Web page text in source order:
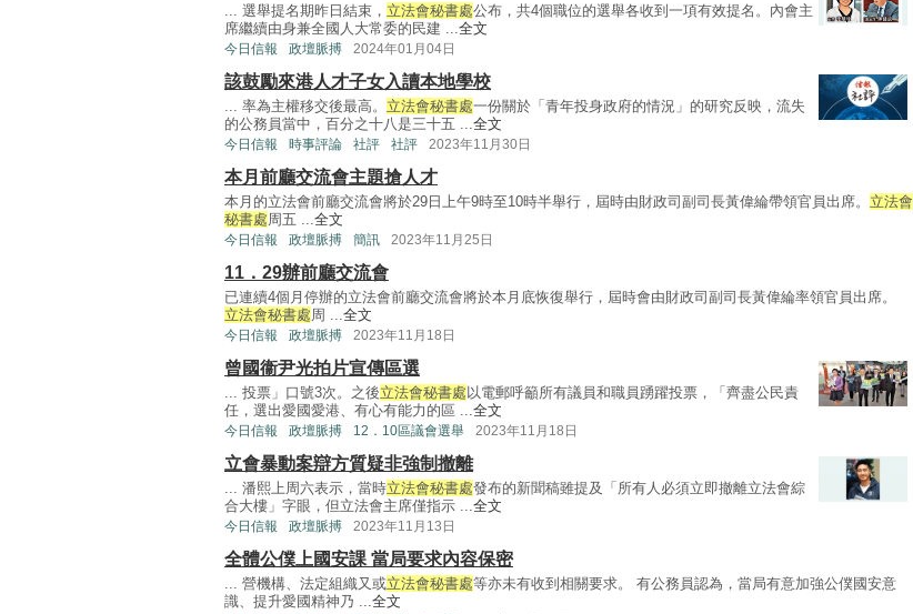
... 選舉提名期昨日結束， 立法會秘書處公布，共4個職位的選舉各收到一項有效提名。內會主
席繼續由身兼全國人大常委的民建 ... 全文
今日信報 政壇脈搏 2024年01月04日
該鼓勵來港人才子女入讀本地學校
... 率為主權移交後最高。 立法會秘書處一份關於「青年投身政府的情況」的研究反映，流失
的公務員當中，百分之十八是三十五 ... 全文
今日信報 時事評論 社評 社評 2023年11月30日
本月前廳交流會主題搶人才
本月的立法會前廳交流會將於29日上午9時至10時半舉行，屆時由財政司副司長黃偉綸帶領官員出席。 立法會
秘書處 周五 ... 全文
今日信報 政壇脈搏 簡訊 2023年11月25日
11．29辦前廳交流會
已連續4個月停辦的立法會前廳交流會將於本月底恢復舉行，屆時會由財政司副司長黃偉綸率領官員出席。
立法會秘書處 周 ... 全文
今日信報 政壇脈搏 2023年11月18日
曾國衞尹光拍片宣傳區選
... 投票」口號3次。之後立法會秘書處以電郵呼籲所有議員和職員踴躍投票，「齊盡公民責
任，選出愛國愛港、有心有能力的區 ... 全文
今日信報 政壇脈搏 12．10區議會選舉 2023年11月18日
立會暴動案辯方質疑非強制撤離
... 潘熙上周六表示，當時立法會秘書處發布的新聞稿雖提及「所有人必須立即撤離立法會綜
合大樓」字眼，但立法會主席僅指示 ... 全文
今日信報 政壇脈搏 2023年11月13日
全體公僕上國安課 當局要求內容保密
... 營機構、法定組織又或立法會秘書處等亦未有收到相關要求。 有公務員認為，當局有意加強公僕國安意
識、提升愛國精神乃 ... 全文